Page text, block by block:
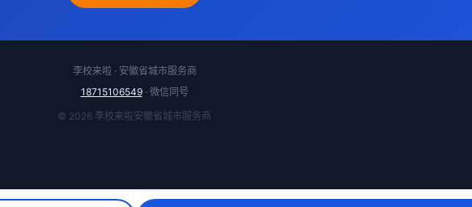
李校来啦 · 安徽省城市服务商
18715106549· 微信同号
© 2026 李校来啦安徽省城市服务商